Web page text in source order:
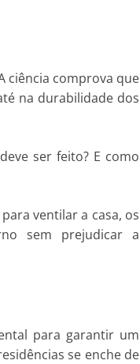
ciência comprova que
na durabilidade dos
ser feito? E como
ventilar a casa, os
sem prejudicar a
para garantir um
se enche de